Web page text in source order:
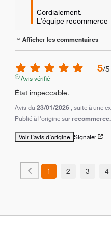
Cordialement.
L’équipe recommerce
Afficher les commentaires
5/5
Avis vérifié
État impeccable.
Avis du 23/01/2026 , suite à une
Publié à l'origine sur
Voir l’avis d’origine Signaler
1 2 3 4